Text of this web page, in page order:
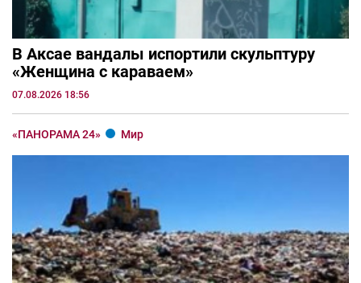
В Аксае вандалы испортили скульптуру
«Женщина с караваем»
07.08.2026 18:56
«ПАНОРАМА 24» Мир